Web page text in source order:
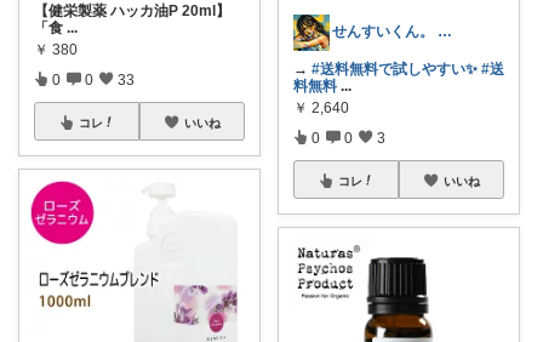
【健栄製薬 ハッカ油P 20ml】
「食 ...
￥ 380
0 0 33
コレ いいね
せんすいくん。 ＼情報の海へダイブ／
→ #送料無料で試しやすい✨ #送
料無料 ...
￥ 2,640
0 0 3
コレ いいね